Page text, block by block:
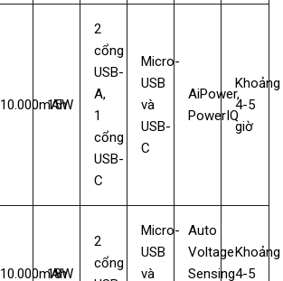
10.000mAh
15W
2
cổng
USB-
A,
1
cổng
USB-
C
Micro-
USB
và
USB-
C
AiPower,
PowerIQ
Khoảng
4-5
giờ
10.000mAh
18W
2
cổng
Micro-
USB
và
Auto
Voltage
Sensing
Khoảng
4-5